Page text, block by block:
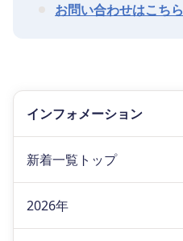
お問い合わせはこちら
インフォメーション
新着一覧トップ
2026年